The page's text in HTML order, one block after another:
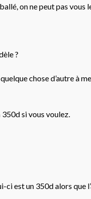
on ne peut pas vous
?
chose d’autre à
si vous voulez.
est un 350d alors que